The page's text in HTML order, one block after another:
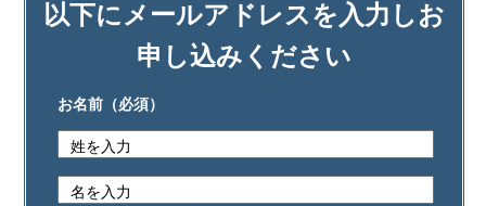
以下にメールアドレスを入力しお
申し込みください
お名前 （必須）